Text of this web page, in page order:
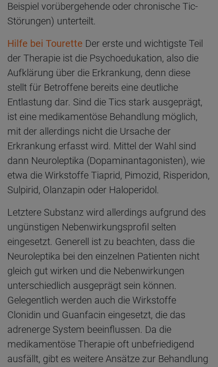
Beispiel vorübergehende oder chronische Tic-
Störungen) unterteilt.
Hilfe bei Tourette Der erste und wichtigste Teil
der Therapie ist die Psychoedukation, also die
Aufklärung über die Erkrankung, denn diese
stellt für Betroffene bereits eine deutliche
Entlastung dar. Sind die Tics stark ausgeprägt,
ist eine medikamentöse Behandlung möglich,
mit der allerdings nicht die Ursache der
Erkrankung erfasst wird. Mittel der Wahl sind
dann Neuroleptika (Dopaminantagonisten), wie
etwa die Wirkstoffe Tiaprid, Pimozid, Risperidon,
Sulpirid, Olanzapin oder Haloperidol.
Letztere Substanz wird allerdings aufgrund des
ungünstigen Nebenwirkungsprofil selten
eingesetzt. Generell ist zu beachten, dass die
Neuroleptika bei den einzelnen Patienten nicht
gleich gut wirken und die Nebenwirkungen
unterschiedlich ausgeprägt sein können.
Gelegentlich werden auch die Wirkstoffe
Clonidin und Guanfacin eingesetzt, die das
adrenerge System beeinflussen. Da die
medikamentöse Therapie oft unbefriedigend
ausfällt, gibt es weitere Ansätze zur Behandlung